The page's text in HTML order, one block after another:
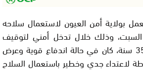
بولاية أمن العيون لاستعمال سلاحه
السبت، وذلك خلال تدخل أمني لتوقيف
شخص يبلغ من العمر 35 سنة، كان في حالة اندفاع قوية وعرض
لاعتداء جدي وخطير باستعمال السلاح